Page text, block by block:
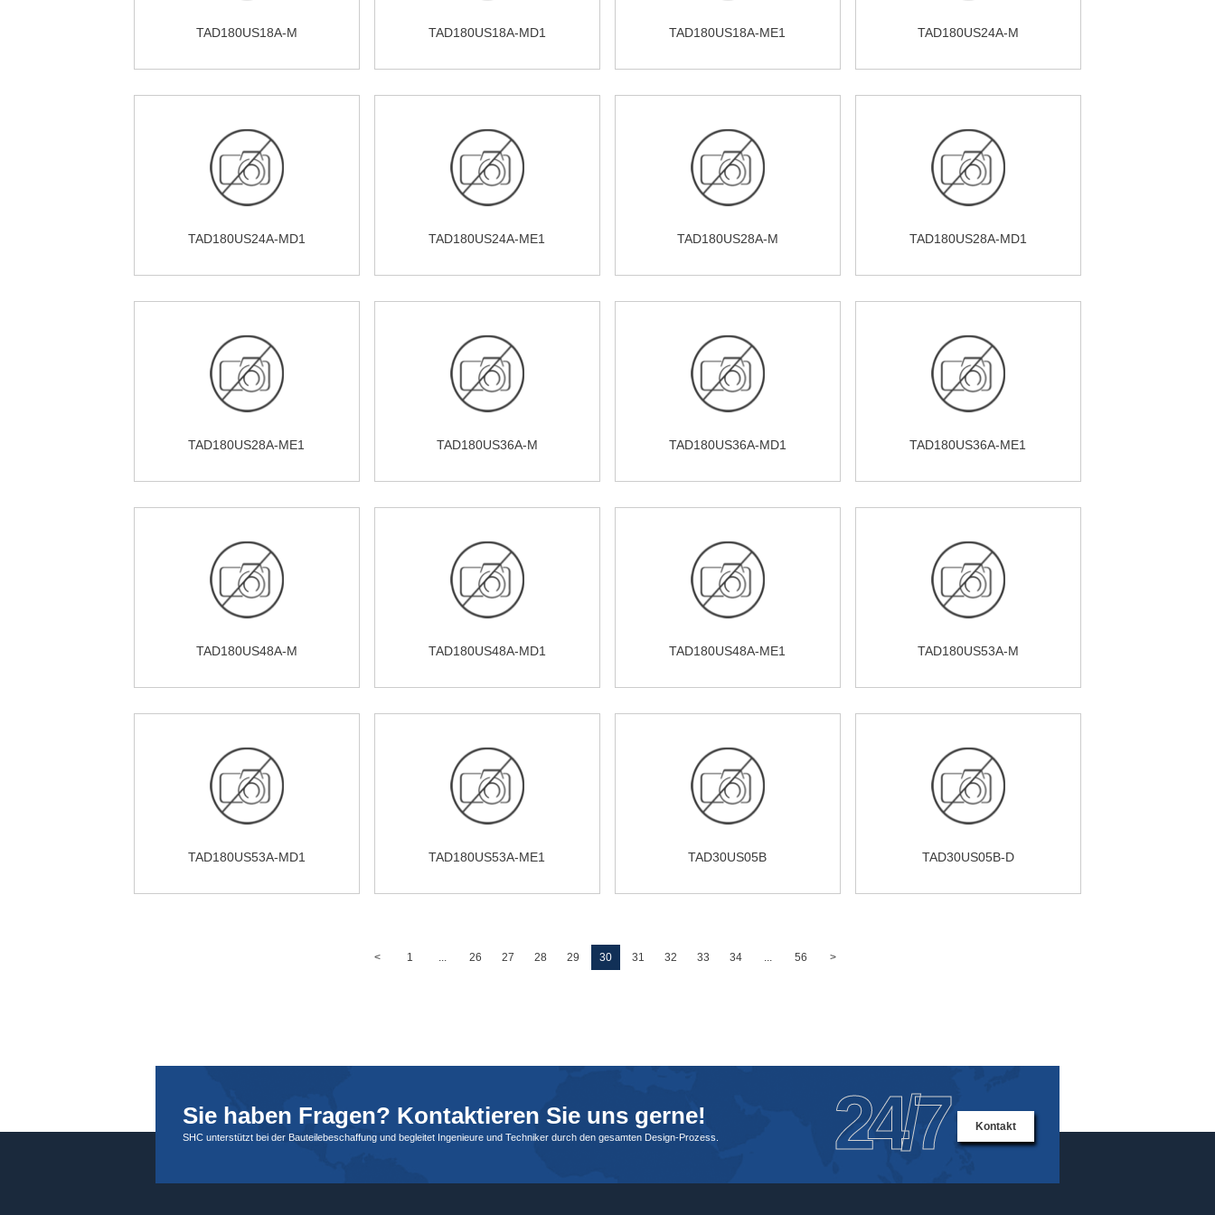
TAD180US18A-M TAD180US18A-MD1 TAD180US18A-ME1 TAD180US24A-M
TAD180US24A-MD1 TAD180US24A-ME1 TAD180US28A-M TAD180US28A-MD1
TAD180US28A-ME1 TAD180US36A-M TAD180US36A-MD1 TAD180US36A-ME1
TAD180US48A-M TAD180US48A-MD1 TAD180US48A-ME1 TAD180US53A-M
TAD180US53A-MD1 TAD180US53A-ME1 TAD30US05B TAD30US05B-D
< 1 26 27 28 29 30 31 32 33 34 56 >
Sie haben Fragen? Kontaktieren Sie uns gerne!
SHC unterstützt bei der Bauteilebeschaffung und begleitet Ingenieure und Techniker durch den gesamten Design-Prozess. 24/7 Kontakt